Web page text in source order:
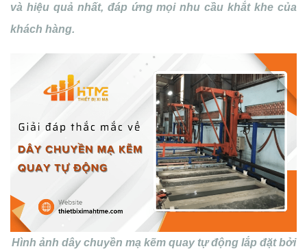
và hiệu quả nhất, đáp ứng mọi nhu cầu khắt khe của
khách hàng.
Hình ảnh dây chuyền mạ kẽm quay tự động lắp đặt bởi